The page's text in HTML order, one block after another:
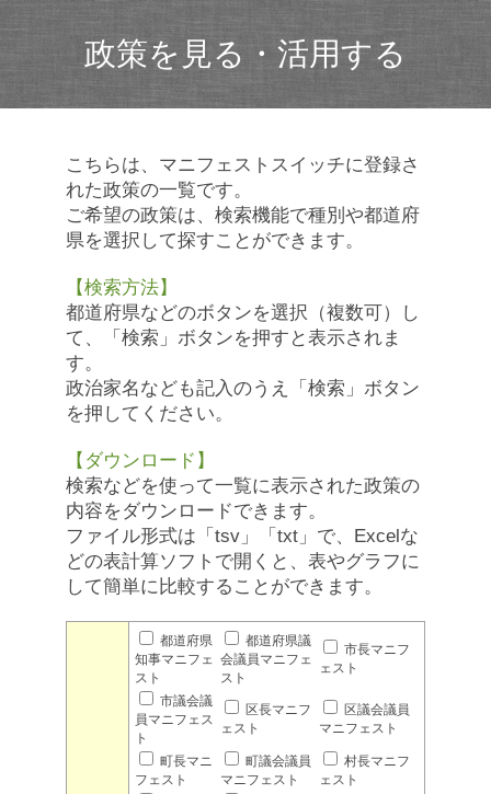
政策を見る・活用する
こちらは、マニフェストスイッチに登録さ
れた政策の一覧です。
ご希望の政策は、検索機能で種別や都道府
県を選択して探すことができます。
【検索方法】
都道府県などのボタンを選択（複数可）し
て、「検索」ボタンを押すと表示されま
す。
政治家名なども記入のうえ「検索」ボタン
を押してください。
【ダウンロード】
検索などを使って一覧に表示された政策の
内容をダウンロードできます。
ファイル形式は「tsv」「txt」で、Excelな
どの表計算ソフトで開くと、表やグラフに
して簡単に比較することができます。
都道府県
知事マニフェ
スト
都道府県議
会議員マニフェ
スト
市長マニフ
ェスト
市議会議
員マニフェス
ト
区長マニフ
ェスト
区議会議員
マニフェスト
町長マニ
フェスト
町議会議員
マニフェスト
村長マニフ
ェスト